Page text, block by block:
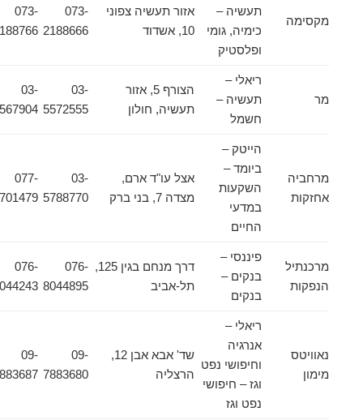
מקסימה
תעשיה –
כימיה, גומי
ופלסטיק
אזור תעשיה צפוני
10, אשדוד
073-
2188666
073-
2188766
ריאלי –
תעשיה –
חשמל
הצורף 5, אזור
תעשיה, חולון
5572555
5567904
מרחביה
אחזקות
הייטק –
ביומד –
השקעות
במדעי
החיים
אצל עו"ד ארם,
מצדה 7, בני ברק
5788770
077-
4701479
מרכנתיל
הנפקות
פיננסי –
בנקים –
בנקים
דרך מנחם בגין 125,
תל-אביב
076-
8044895
076-
8044243
נאוויטס
מימון
ריאלי –
אנרגיה
וחיפושי נפט
וגז – חיפושי
נפט וגז
שד' אבא אבן 12,
הרצליה
7883680
7883687